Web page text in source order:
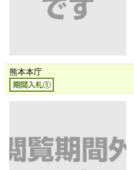
熊本本庁